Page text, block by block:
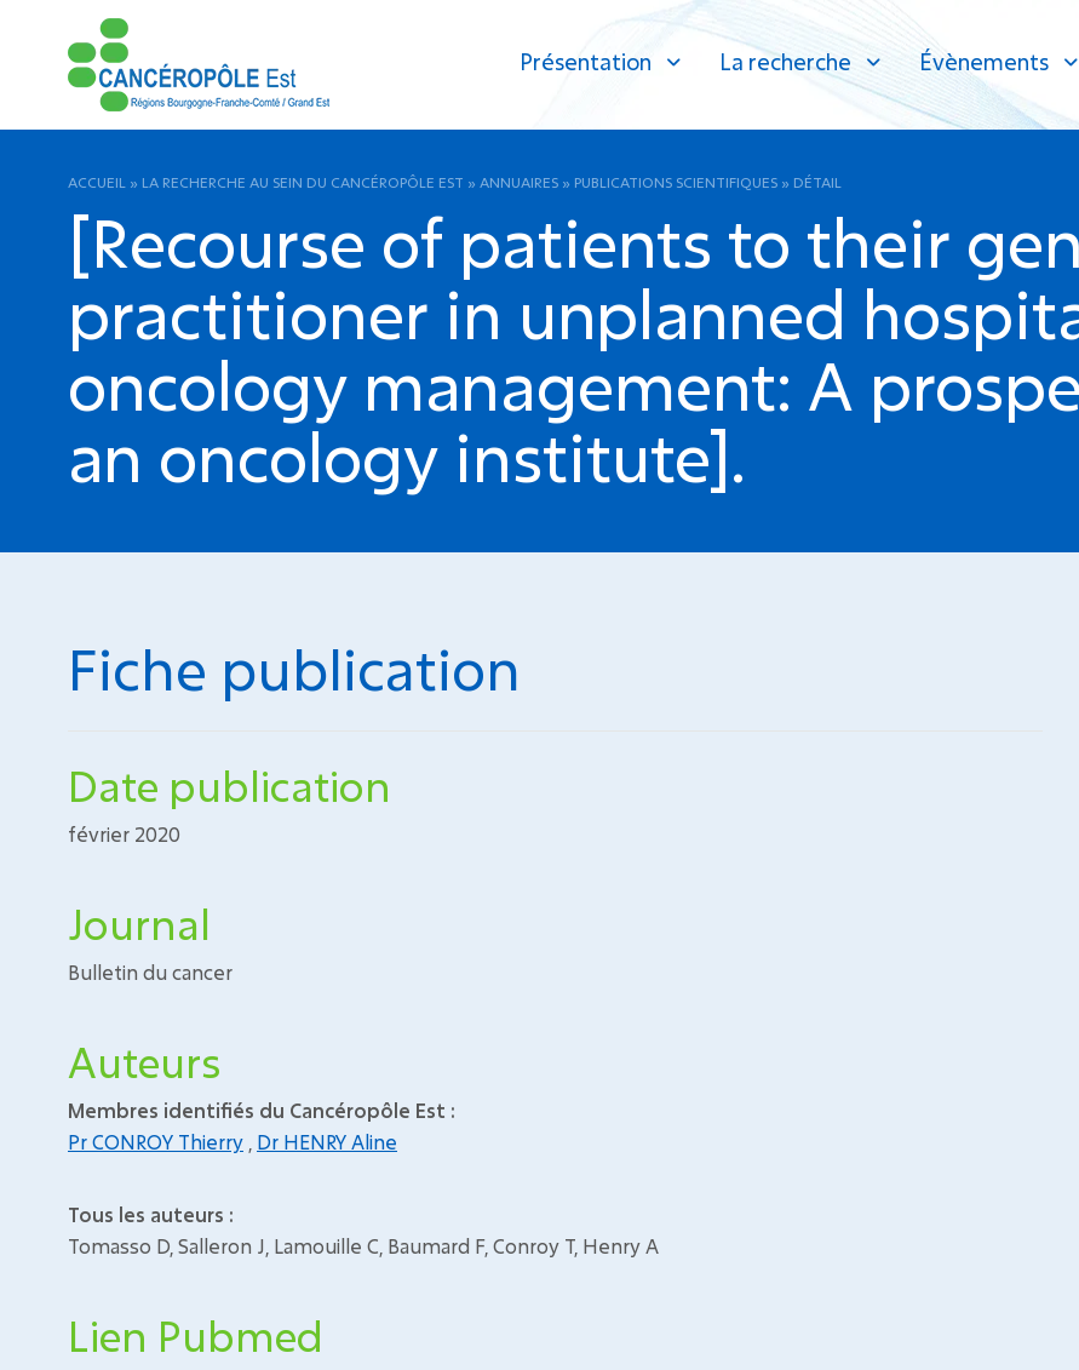
Présentation La recherche Évènements
ACCUEIL » LA RECHERCHE AU SEIN DU CANCÉROPÔLE EST » ANNUAIRES » PUBLICATIONS SCIENTIFIQUES » DÉTAIL
[Recourse of patients to their
practitioner in unplanned
oncology management: A
an oncology institute].
Fiche publication
Date publication
février 2020
Journal
Bulletin du cancer
Auteurs
Membres identifiés du Cancéropôle Est :
Pr CONROY Thierry Dr HENRY Aline
Tous les auteurs :
Tomasso D, Salleron J, Lamouille C, Baumard F, Conroy T, Henry A
Lien Pubmed